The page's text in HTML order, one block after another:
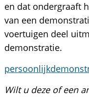
en dat ondergraaft
van een
voertuigen deel
demonstratie.
Wilt u deze of een